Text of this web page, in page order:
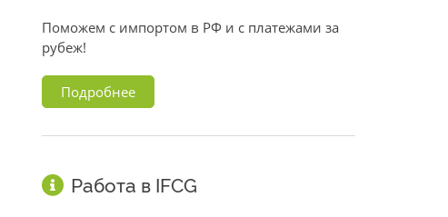
Поможем с импортом в РФ и с платежами за
рубеж!
Подробнее
Работа в IFCG